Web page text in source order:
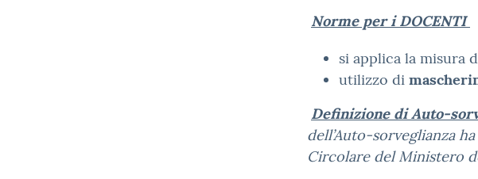
Norme per i DOCENTI
si applica la misura
utilizzo di
Definizione di Auto-
dell’Auto-sorveglianza
Circolare del Ministero